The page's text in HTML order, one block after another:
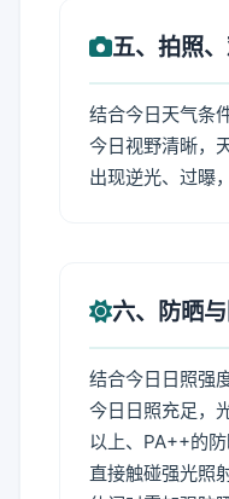
五、拍照
结合今日天气条
今日视野清晰，
出现逆光、过曝
六、防晒
结合今日日照强
今日日照充足，
以上、PA++的
直接触碰强光照